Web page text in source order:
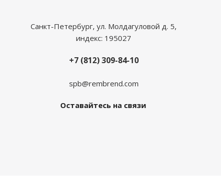
Санкт-Петербург, ул. Молдагуловой д. 5,
индекс: 195027
+7 (812) 309-84-10
spb@rembrend.com
Оставайтесь на связи